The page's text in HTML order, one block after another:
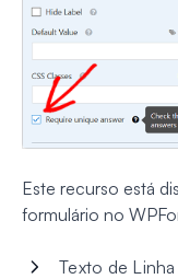
Este recurso está
formulário no
Texto de